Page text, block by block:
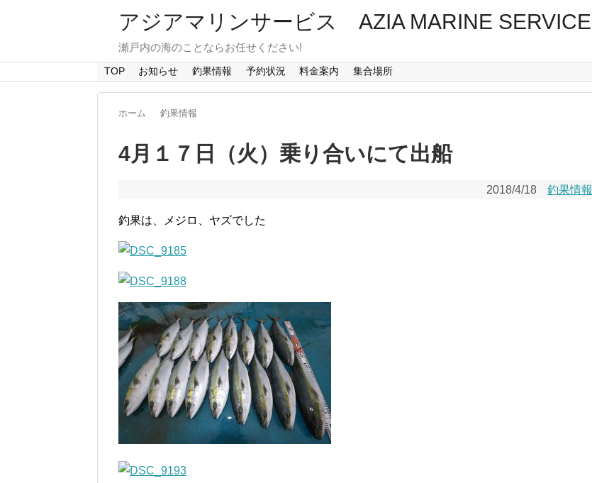
アジアマリンサービス AZIA MARINE SERVICE
瀬戸内の海のことならお任せください!
TOP お知らせ 釣果情報 予約状況 料金案内 集合場所
ホーム 釣果情報
4月１７日（火）乗り合いにて出船
2018/4/18 釣果情報
釣果は、メジロ、ヤズでした